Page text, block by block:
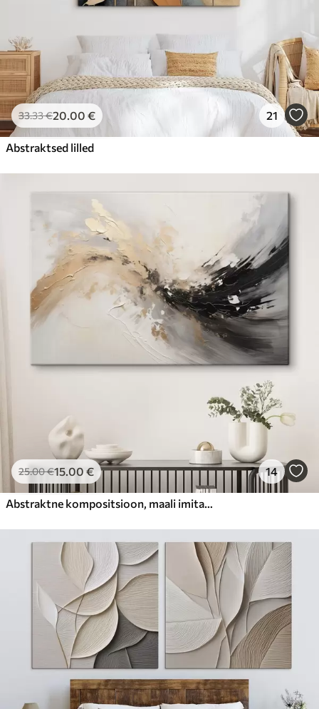
33.33€20.00 € 21
Abstraktsed lilled
25.00€15.00 € 14
Abstraktne kompositsioon, maali imitatsioon